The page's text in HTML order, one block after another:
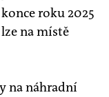
roku 2025
na místě
na náhradní